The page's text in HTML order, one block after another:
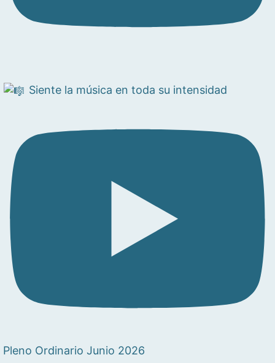
Siente la música en toda su intensidad
Pleno Ordinario Junio 2026